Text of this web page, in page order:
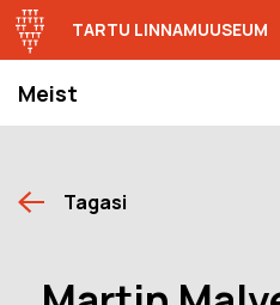
Meist
TARTU LINNAMUUSEUM
Tagasi